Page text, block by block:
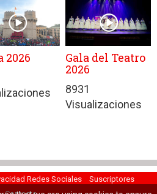
2026 Gala del Teatro
2026
8931
Visualizaciones
Redes Sociales
Suscriptores